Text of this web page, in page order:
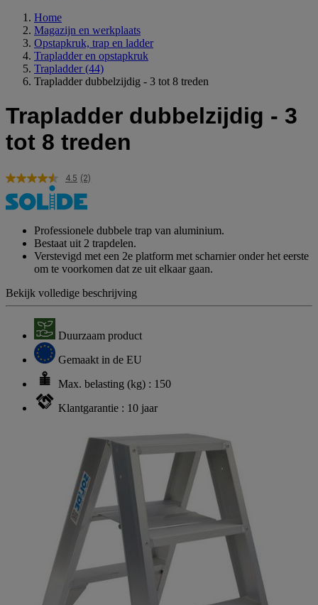
Home
Magazijn en werkplaats
Opstapkruk, trap en ladder
Trapladder en opstapkruk
Trapladder (44)
Trapladder dubbelzijdig - 3 tot 8 treden
Trapladder dubbelzijdig - 3
tot 8 treden
4.5 Lees
2
beoordelingen.
paginalink.
(2)
Professionele dubbele trap van aluminium.
Bestaat uit 2 trapdelen.
Verstevigd met een 2e platform met scharnier onder het eerste
om te voorkomen dat ze uit elkaar gaan.
Bekijk volledige beschrijving
Duurzaam product
Gemaakt in de EU
Max. belasting (kg) : 150
Klantgarantie : 10 jaar